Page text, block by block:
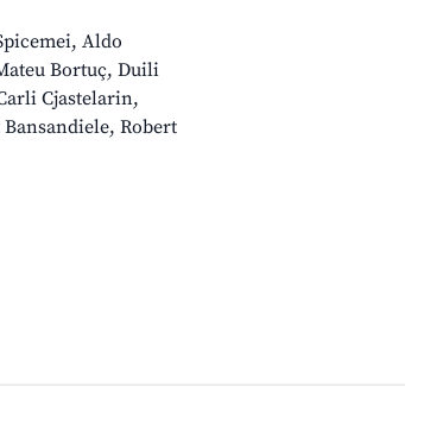
Aldo
Bortuç, Duili
Cjastelarin,
Robert